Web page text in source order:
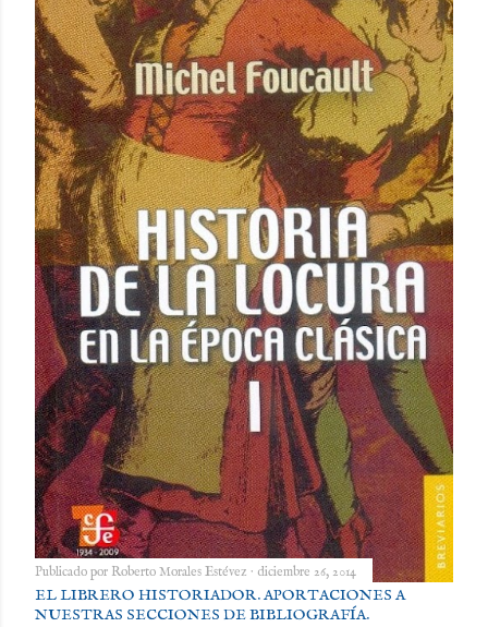
Publicado por Roberto Morales Estévez diciembre 26, 2014
EL LIBRERO HISTORIADOR. APORTACIONES A
NUESTRAS SECCIONES DE BIBLIOGRAFÍA.